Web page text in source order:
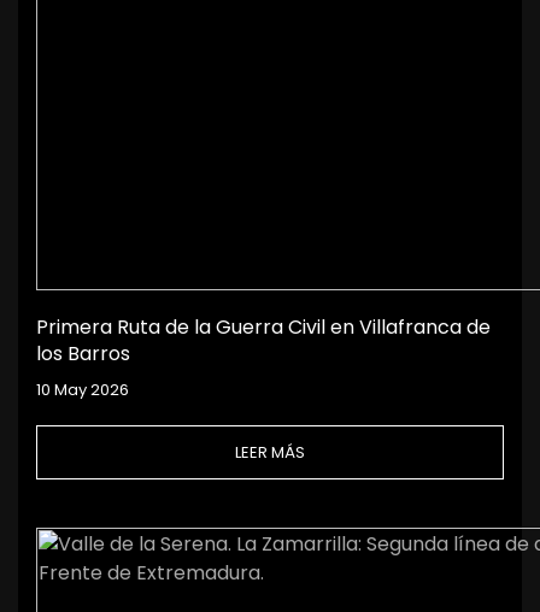
Primera Ruta de la Guerra Civil en Villafranca de
los Barros
10 May 2026
LEER MÁS